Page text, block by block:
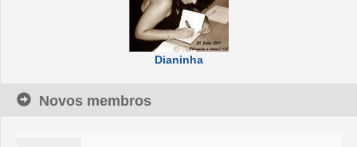
Dianinha
Novos membros